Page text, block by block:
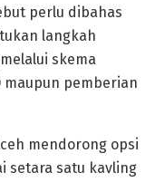
perlu dibahas
langkah
skema
pemberian
mendorong opsi
setara satu kavling